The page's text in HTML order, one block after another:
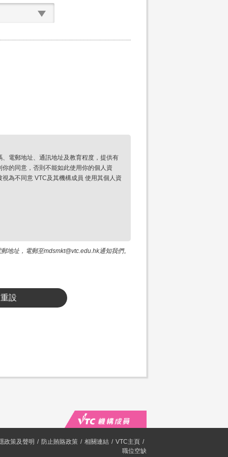
電郵地址、通訊地址及教育程度，提供有
的同意，否則不能如此使用你的個人資
為不同意 VTC及其機構成員 使用其個人資
地址，電郵至mdsmkt@vtc.edu.hk通知我們。
重設
政策及聲明 防止賄賂政策 相關連結
VTC主頁
職位空缺